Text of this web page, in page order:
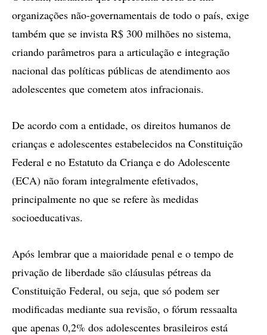
organizações não-governamentais de todo o país, exige
também que se invista R$ 300 milhões no sistema,
criando parâmetros para a articulação e integração
nacional das políticas públicas de atendimento aos
adolescentes que cometem atos infracionais.
De acordo com a entidade, os direitos humanos de
crianças e adolescentes estabelecidos na Constituição
Federal e no Estatuto da Criança e do Adolescente
(ECA) não foram integralmente efetivados,
principalmente no que se refere às medidas
socioeducativas.
Após lembrar que a maioridade penal e o tempo de
privação de liberdade são cláusulas pétreas da
Constituição Federal, ou seja, que só podem ser
modificadas mediante sua revisão, o fórum ressaalta
que apenas 0,2% dos adolescentes brasileiros está